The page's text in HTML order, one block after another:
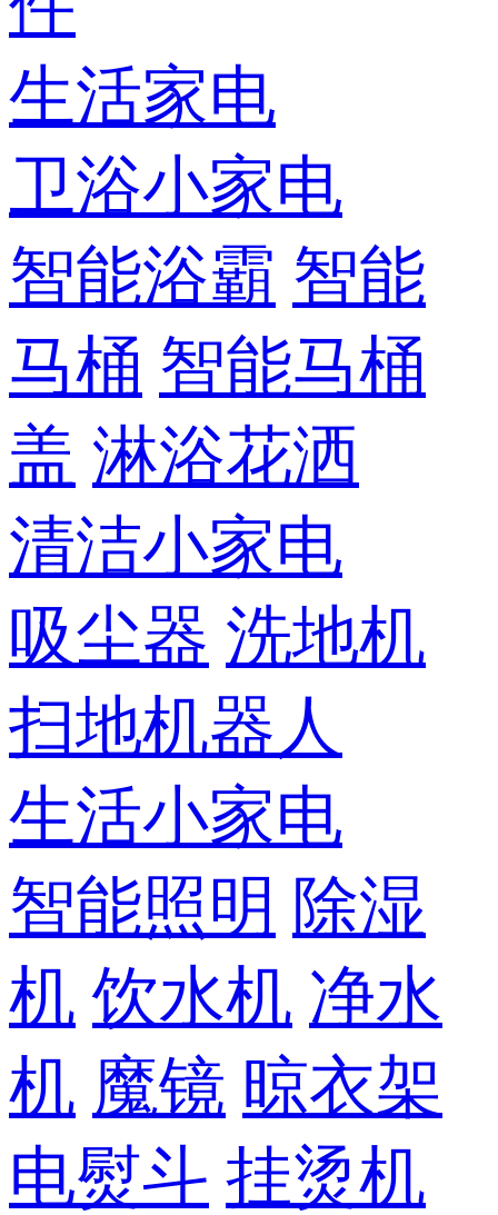
生活家电
卫浴小家电
智能浴霸 智能
马桶 智能马桶
盖 淋浴花洒
清洁小家电
吸尘器 洗地机
扫地机器人
生活小家电
智能照明 除湿
机 饮水机 净水
机 魔镜 晾衣架
电熨斗 挂烫机